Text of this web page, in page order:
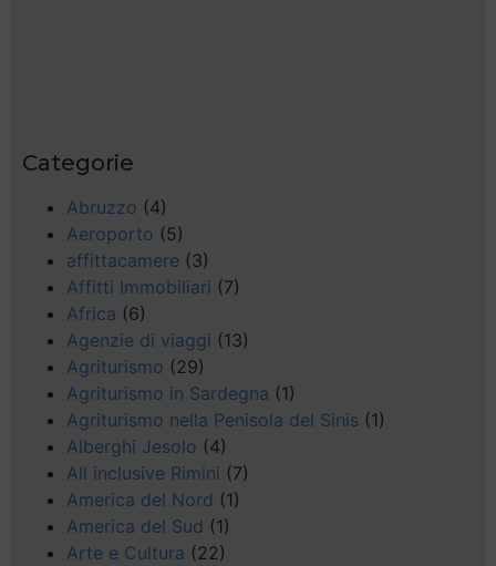
Categorie
Abruzzo (4)
Aeroporto (5)
affittacamere (3)
Affitti Immobiliari (7)
Africa (6)
Agenzie di viaggi (13)
Agriturismo (29)
Agriturismo in Sardegna (1)
Agriturismo nella Penisola del Sinis (1)
Alberghi Jesolo (4)
All inclusive Rimini (7)
America del Nord (1)
America del Sud (1)
Arte e Cultura (22)